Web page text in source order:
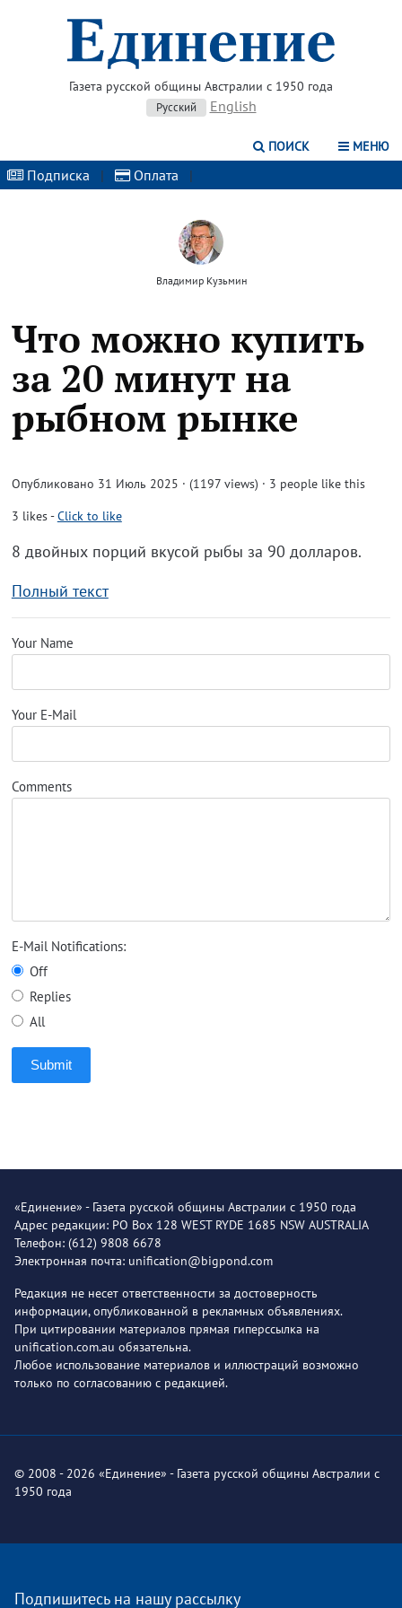
Газета русской общины Австралии с 1950 года
Русский English
ПОИСК МЕНЮ
Подписка | Оплата |
Владимир Кузьмин
Что можно купить
за 20 минут на
рыбном рынке
Опубликовано 31 Июль 2025 · (1197 views) · 3 people like this
3 likes-Click to like
8 двойных порций вкусой рыбы за 90 долларов.
Полный текст
Your Name
Your E-Mail
Comments
E-Mail Notifications:
Off
Replies
All
Submit
«Единение» - Газета русской общины Австралии с 1950 года
Адрес редакции: PO Box 128 WEST RYDE 1685 NSW AUSTRALIA
Телефон: (612) 9808 6678
Электронная почта: unification@bigpond.com
Редакция не несет ответственности за достоверность
информации, опубликованной в рекламных объявлениях.
При цитировании материалов прямая гиперссылка на
unification.com.au обязательна.
Любое использование материалов и иллюстраций возможно
только по согласованию с редакцией.
© 2008 - 2026 «Единение» - Газета русской общины Австралии с
1950 года
Подпишитесь на нашу рассылку